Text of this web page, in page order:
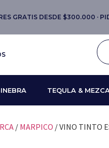
GRATIS DESDE $300.000 ·
TEQULA &
/ MARPICO / VINO TINTO